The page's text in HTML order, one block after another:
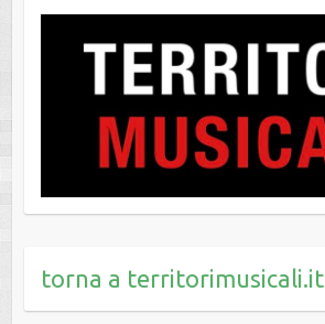
torna a territorimusicali.it